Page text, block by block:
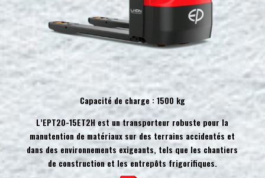
Capacité de charge : 1500 kg
L’EPT20-15ET2H est un transporteur robuste pour la
manutention de matériaux sur des terrains accidentés et
dans des environnements exigeants, tels que les chantiers
de construction et les entrepôts frigorifiques.